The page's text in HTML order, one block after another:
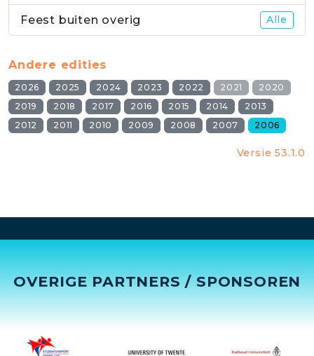
Feest buiten overig Alle
Andere edities
2026 2025 2024 2023 2022 2021
2020
2019
2018 2017 2016 2015 2014
2013
2012
2011 2010 2009 2008 2007 2006
Versie 53.1.0
OVERIGE PARTNERS / SPONSOREN